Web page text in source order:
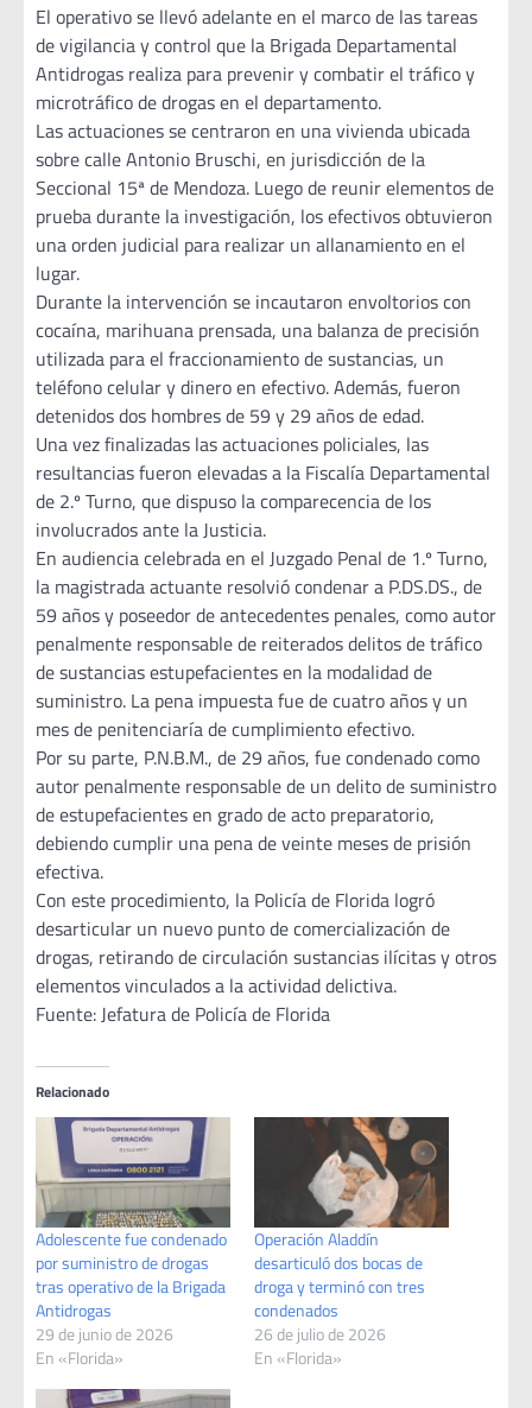
El operativo se llevó adelante en el marco de las tareas
de vigilancia y control que la Brigada Departamental
Antidrogas realiza para prevenir y combatir el tráfico y
microtráfico de drogas en el departamento.
Las actuaciones se centraron en una vivienda ubicada
sobre calle Antonio Bruschi, en jurisdicción de la
Seccional 15ª de Mendoza. Luego de reunir elementos de
prueba durante la investigación, los efectivos obtuvieron
una orden judicial para realizar un allanamiento en el
lugar.
Durante la intervención se incautaron envoltorios con
cocaína, marihuana prensada, una balanza de precisión
utilizada para el fraccionamiento de sustancias, un
teléfono celular y dinero en efectivo. Además, fueron
detenidos dos hombres de 59 y 29 años de edad.
Una vez finalizadas las actuaciones policiales, las
resultancias fueron elevadas a la Fiscalía Departamental
de 2.º Turno, que dispuso la comparecencia de los
involucrados ante la Justicia.
En audiencia celebrada en el Juzgado Penal de 1.º Turno,
la magistrada actuante resolvió condenar a P.DS.DS., de
59 años y poseedor de antecedentes penales, como autor
penalmente responsable de reiterados delitos de tráfico
de sustancias estupefacientes en la modalidad de
suministro. La pena impuesta fue de cuatro años y un
mes de penitenciaría de cumplimiento efectivo.
Por su parte, P.N.B.M., de 29 años, fue condenado como
autor penalmente responsable de un delito de suministro
de estupefacientes en grado de acto preparatorio,
debiendo cumplir una pena de veinte meses de prisión
efectiva.
Con este procedimiento, la Policía de Florida logró
desarticular un nuevo punto de comercialización de
drogas, retirando de circulación sustancias ilícitas y otros
elementos vinculados a la actividad delictiva.
Fuente: Jefatura de Policía de Florida
Relacionado
Adolescente fue condenado
por suministro de drogas
tras operativo de la Brigada
Antidrogas
29 de junio de 2026
En «Florida»
Operación Aladdín
desarticuló dos bocas de
droga y terminó con tres
condenados
26 de julio de 2026
En «Florida»